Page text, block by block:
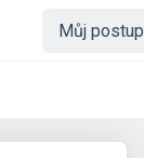
Můj postup